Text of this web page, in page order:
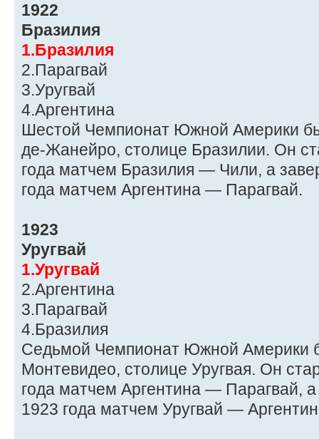
1922
Бразилия
1.Бразилия
2.Парагвай
3.Уругвай
4.Аргентина
Шестой Чемпионат Южной Америки
де-Жанейро, столице Бразилии. Он
года матчем Бразилия — Чили, а
года матчем Аргентина — Парагвай.
1923
Уругвай
1.Уругвай
2.Аргентина
3.Парагвай
4.Бразилия
Седьмой Чемпионат Южной Америки
Монтевидео, столице Уругвая. Он
года матчем Аргентина — Парагвай,
1923 года матчем Уругвай —